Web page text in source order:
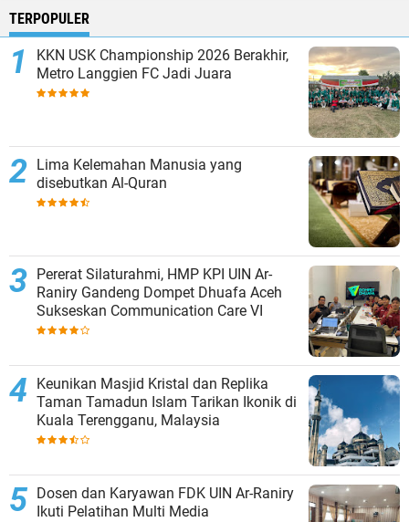
TERPOPULER
KKN USK Championship 2026 Berakhir,
Metro Langgien FC Jadi Juara
Lima Kelemahan Manusia yang
disebutkan Al-Quran
Pererat Silaturahmi, HMP KPI UIN Ar-
Raniry Gandeng Dompet Dhuafa Aceh
Sukseskan Communication Care VI
Keunikan Masjid Kristal dan Replika
Taman Tamadun Islam Tarikan Ikonik di
Kuala Terengganu, Malaysia
Dosen dan Karyawan FDK UIN Ar-Raniry
Ikuti Pelatihan Multi Media